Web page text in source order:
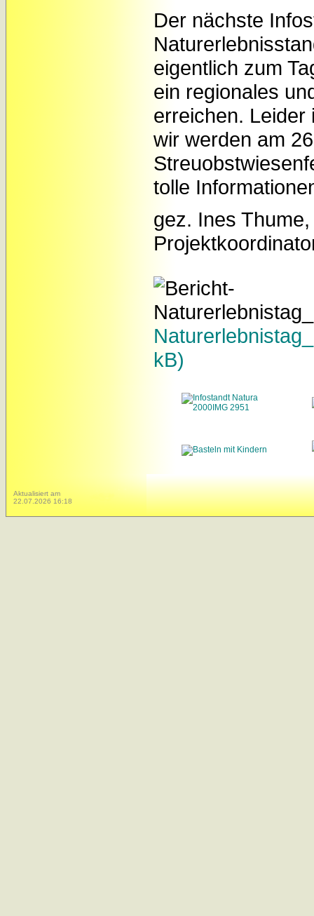
Der nächste
eigentlich zum
ein regionales
erreichen. Leider
wir werden am
tolle
gez. Ines
kB)
Aktualisiert am
22.07.2026 16:18